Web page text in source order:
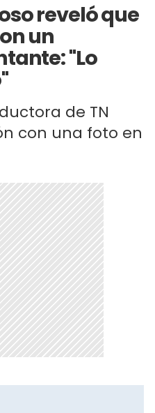
reveló que
un
"Lo
de TN
con una foto en